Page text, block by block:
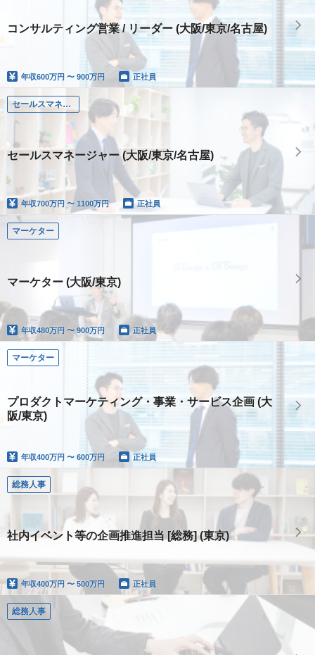
コンサルティング営業 / リーダー (大阪/東京/名古屋)
年収600万円 〜 900万円 正社員
セールスマネージャー
セールスマネージャー (大阪/東京/名古屋)
年収700万円 〜 1100万円 正社員
マーケター
マーケター (大阪/東京)
年収480万円 〜 900万円 正社員
マーケター
プロダクトマーケティング・事業・サービス企画 (大
阪/東京)
年収400万円 〜 600万円 正社員
総務人事
社内イベント等の企画推進担当 [総務] (東京)
年収400万円 〜 500万円 正社員
総務人事